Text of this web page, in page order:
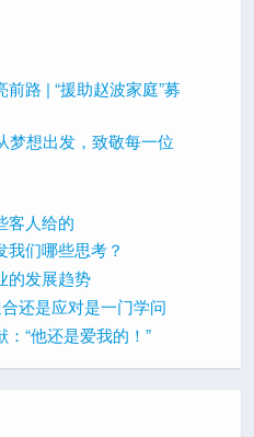
路 | “援助赵波家庭”募
梦想出发，致敬每一位
客人给的
们哪些思考？
的发展趋势
还是应对是一门学问
“他还是爱我的！”